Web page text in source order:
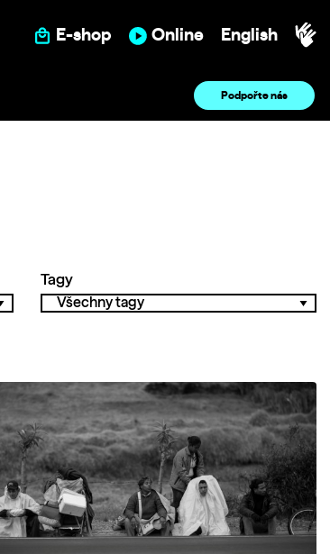
E-shop Online English
Podpořte nás
Tagy